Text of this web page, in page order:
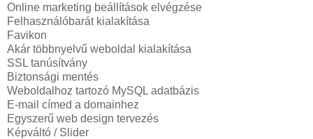
Online marketing beállítások elvégzése
Felhasználóbarát kialakítása
Favikon
Akár többnyelvű weboldal kialakítása
SSL tanúsítvány
Biztonsági mentés
Weboldalhoz tartozó MySQL adatbázis
E-mail címed a domainhez
Egyszerű web design tervezés
Képváltó / Slider